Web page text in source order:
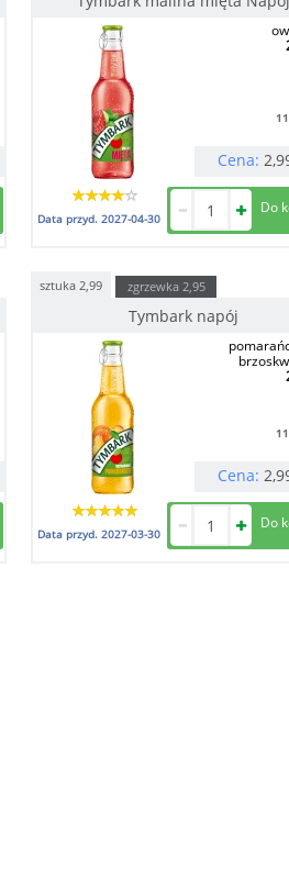
Cena:
Data przyd.2027-04-30
sztuka2,99 zgrzewka 2,95
Tymbark napój
Cena:
Data przyd.2027-03-30